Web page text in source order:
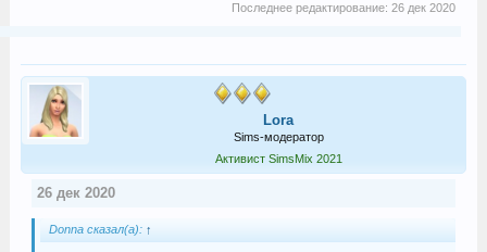
Последнее редактирование:26 дек 2020
Lora
Sims-модератор
Активист SimsMix 2021
26 дек 2020
Donna сказал(а): ↑